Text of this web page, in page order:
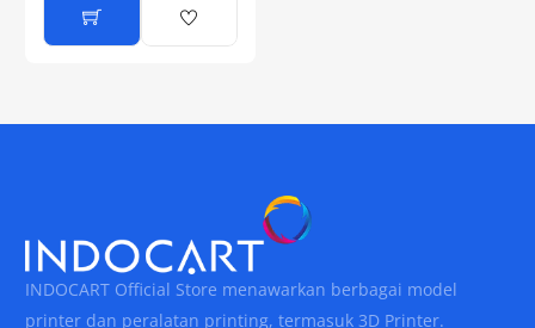
INDOCART Official Store menawarkan berbagai model
printer dan peralatan printing, termasuk 3D Printer.